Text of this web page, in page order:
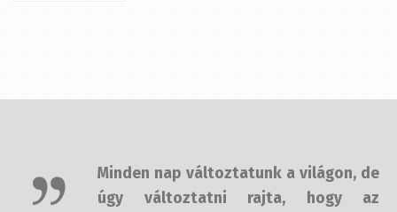
Minden nap változtatunk a világon, de
úgy változtatni rajta, hogy az